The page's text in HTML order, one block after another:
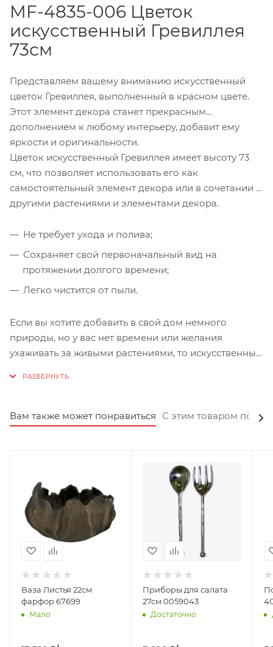
MF-4835-006 Цветок
искусственный Гревиллея
73см
Представляем вашему вниманию искусственный
цветок Гревиллея, выполненный в красном цвете.
Этот элемент декора станет прекрасным
дополнением к любому интерьеру, добавит ему
яркости и оригинальности.
Цветок искусственный Гревиллея имеет высоту 73
см, что позволяет использовать его как
самостоятельный элемент декора или в сочетании с
другими растениями и элементами декора.
Не требует ухода и полива;
Сохраняет свой первоначальный вид на
протяжении долгого времени;
Легко чистится от пыли.
Если вы хотите добавить в свой дом немного
природы, но у вас нет времени или желания
ухаживать за живыми растениями, то искусственный
Вам также может понравиться
С этим товаром
Ваза Листья 22см
фарфор 67699
Мало
Приборы для салата
27см 0059043
Достаточно